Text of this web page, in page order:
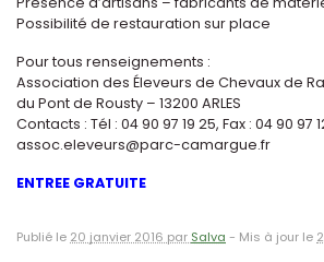
Possibilité de restauration sur place
Pour tous renseignements :
Association des Éleveurs de Chevaux de
du Pont de Rousty – 13200 ARLES
Contacts : Tél : 04 90 97 19 25, Fax : 04 90 97
assoc.eleveurs@parc-camargue.fr
ENTREE GRATUITE
Publié le 20 janvier 2016 par Salva - Mis à jour le